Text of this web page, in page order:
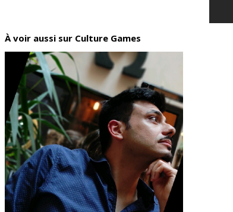
À voir aussi sur Culture Games